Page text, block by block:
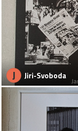
J Jiri-Svoboda